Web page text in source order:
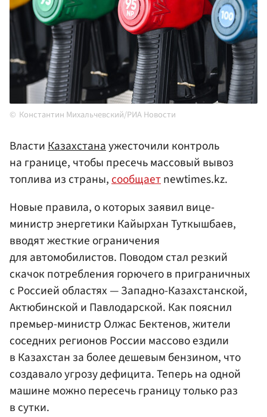
Константин Михальчевский/РИА Новости
ВластиКазахстанаужесточили контроль
на границе, чтобы пресечь массовый вывоз
топлива из страны,сообщаетnewtimes.kz.
Новые правила, о которых заявил вице-
министр энергетики Кайырхан Туткышбаев,
вводят жесткие ограничения
для автомобилистов. Поводом стал резкий
скачок потребления горючего в приграничных
с Россией областях — Западно-Казахстанской,
Актюбинской и Павлодарской. Как пояснил
премьер-министр Олжас Бектенов, жители
соседних регионов России массово ездили
в Казахстан за более дешевым бензином, что
создавало угрозу дефицита. Теперь на одной
машине можно пересечь границу только раз
в сутки.